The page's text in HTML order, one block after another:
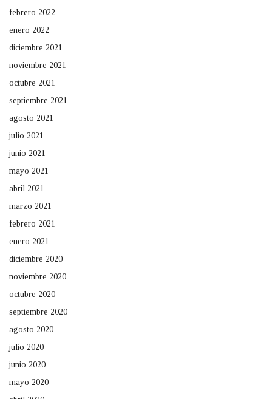
febrero 2022
enero 2022
diciembre 2021
noviembre 2021
octubre 2021
septiembre 2021
agosto 2021
julio 2021
junio 2021
mayo 2021
abril 2021
marzo 2021
febrero 2021
enero 2021
diciembre 2020
noviembre 2020
octubre 2020
septiembre 2020
agosto 2020
julio 2020
junio 2020
mayo 2020